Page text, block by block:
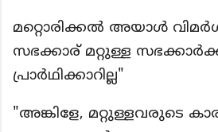
മറ്റൊരിക്കൽ അയാൾ
സഭക്കാര് മറ്റുള്ള
പ്രാർഥിക്കാറില്ല"
"അങ്കിളേ, മറ്റുള്ളവരുടെ